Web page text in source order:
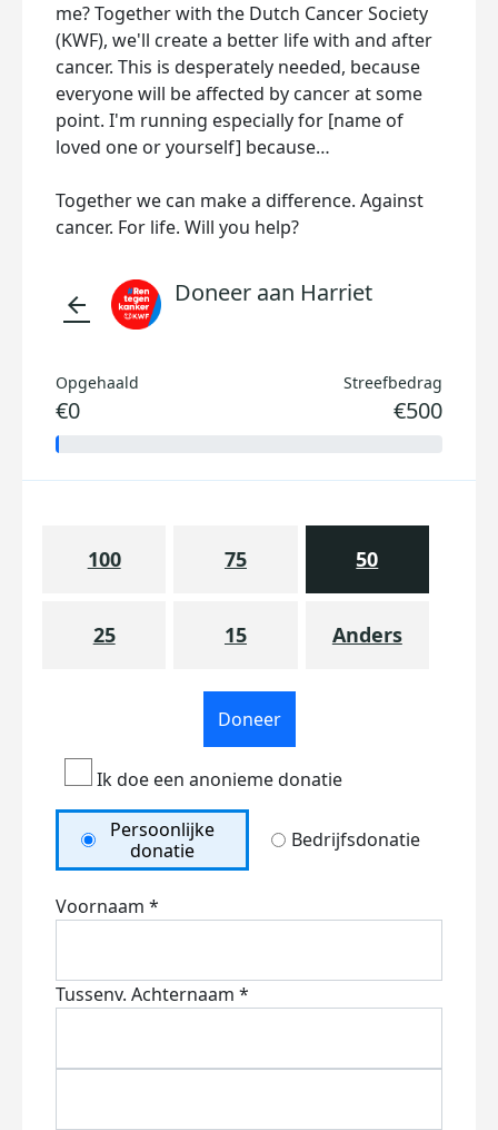
me? Together with the Dutch Cancer Society
(KWF), we'll create a better life with and after
cancer. This is desperately needed, because
everyone will be affected by cancer at some
point. I'm running especially for [name of
loved one or yourself] because…
Together we can make a difference. Against
cancer. For life. Will you help?
arrow_back Doneer aan Harriet
Opgehaald
€0
Streefbedrag
€500
100 75 50
25 15 Anders
Doneer
Ik doe een anonieme donatie
Persoonlijke
donatie
Bedrijfsdonatie
Voornaam *
Tussenv. Achternaam *